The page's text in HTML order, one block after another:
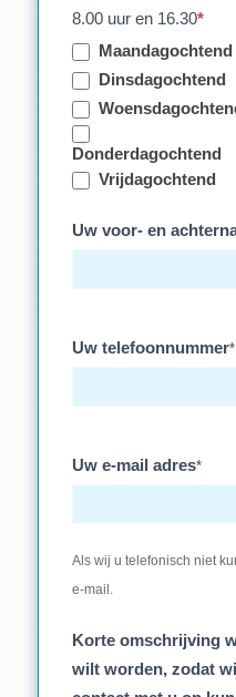
8.00 uur en 16.30*
Maandagochtend
Dinsdagochtend
Donderdagochtend
Vrijdagochtend
Uw voor- en
Uw telefoonnummer*
Uw e-mail adres*
Als wij u telefonisch niet
e-mail.
Korte omschrijving
wilt worden, zodat